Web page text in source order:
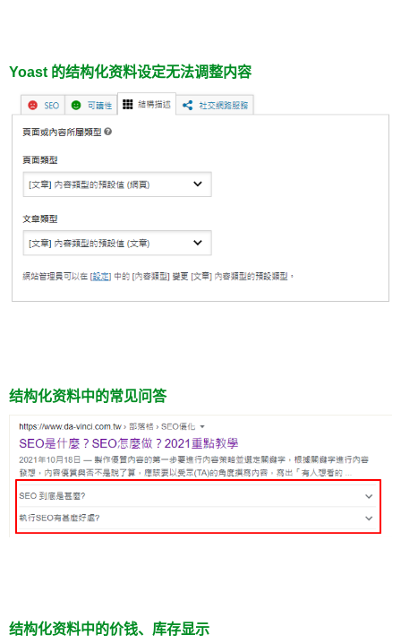
Yoast 的结构化资料设定无法调整内容
结构化资料中的常见问答
结构化资料中的价钱、库存显示